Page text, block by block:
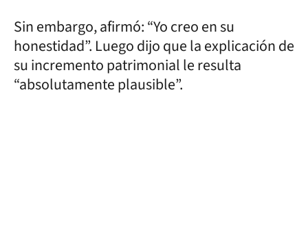
Sin embargo, afirmó: “Yo creo en su
honestidad”. Luego dijo que la explicación de
su incremento patrimonial le resulta
“absolutamente plausible”.